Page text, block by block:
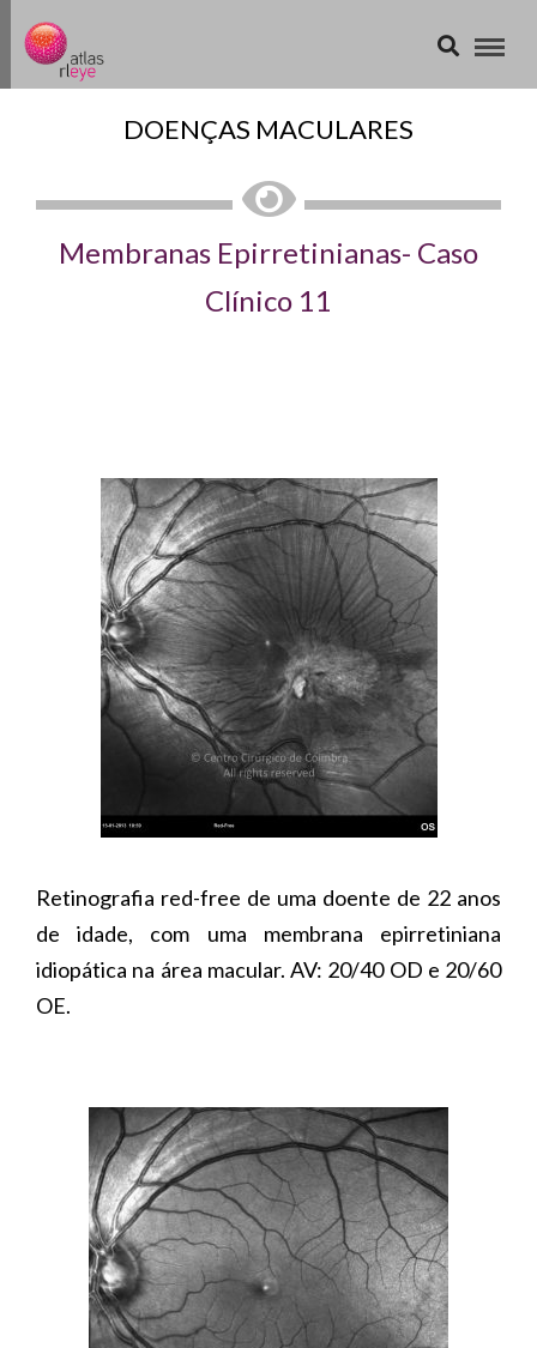
DOENÇAS MACULARES
Membranas Epirretinianas- Caso
Clínico 11
Retinografia red-free de uma doente de 22 anos
de idade, com uma membrana epirretiniana
idiopática na área macular. AV: 20/40 OD e 20/60
OE.